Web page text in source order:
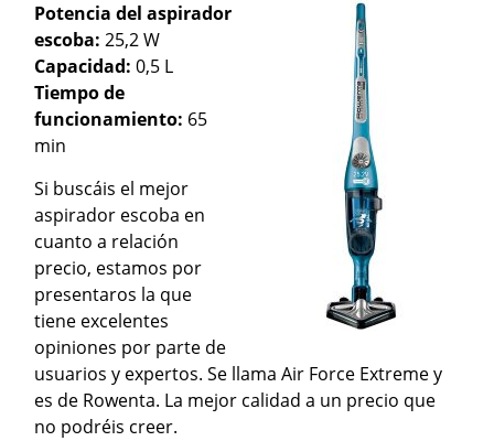
Potencia del aspirador
escoba:25,2 W
Capacidad:0,5 L
Tiempo de
funcionamiento: 65
min
Si buscáis el mejor
aspirador escoba en
cuanto a relación
precio, estamos por
presentaros la que
tiene excelentes
opiniones por parte de
usuarios y expertos. Se llama Air Force Extreme y
es de Rowenta. La mejor calidad a un precio que
no podréis creer.